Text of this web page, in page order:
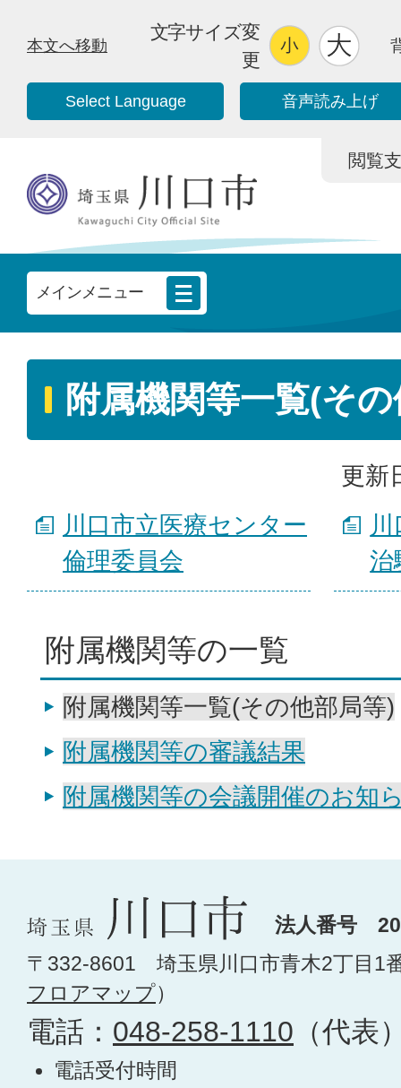
本文へ移動
文字サイズ変
更
Select Language 音声読み上げ
閲覧
メインメニュー
附属機関等一覧(そ
更新
川口市立医療センター
倫理委員会
治
附属機関等の一覧
附属機関等一覧(その他部局等)
附属機関等の審議結果
附属機関等の会議開催のお知
法人番号
〒332-8601 埼玉県川口市青木2丁目1
フロアマップ）
電話： 048-258-1110 （代表
電話受付時間